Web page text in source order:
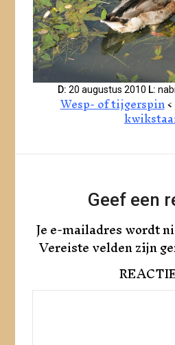
D: 20 augustus 2010 L:
Wesp- of tijgerspin<
Geef een
Je e-mailadres wordt
Vereiste velden zijn